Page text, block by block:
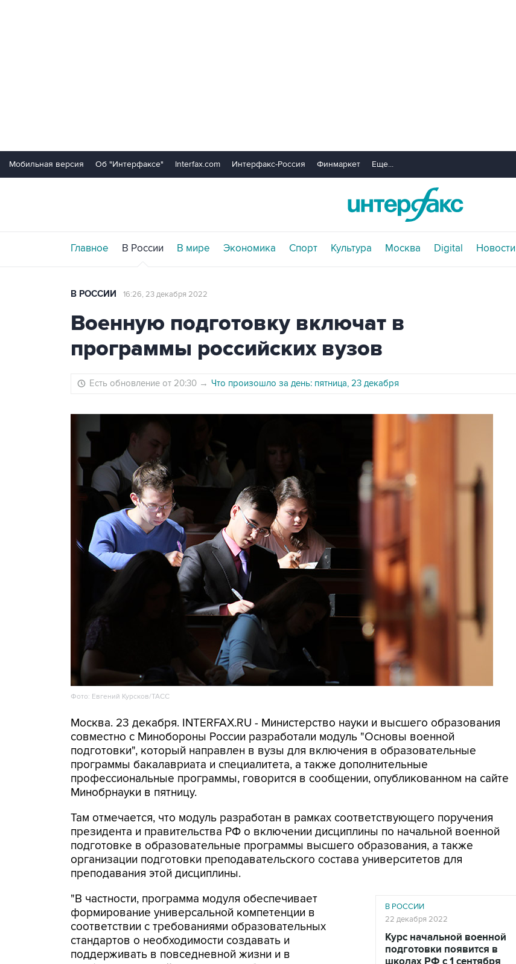
Мобильная версия Об "Интерфаксе" Interfax.com Интерфакс-Россия Финмаркет Еще...
Главное В России В мире Экономика Спорт Культура Москва Digital Новости
В РОССИИ 16:26, 23 декабря 2022
Военную подготовку включат в
программы российских вузов
Есть обновление от 20:30 → Что произошло за день: пятница, 23 декабря
Фото: Евгений Курсков/ТАСС
Москва. 23 декабря. INTERFAX.RU - Министерство науки и высшего образования
совместно с Минобороны России разработали модуль "Основы военной
подготовки", который направлен в вузы для включения в образовательные
программы бакалавриата и специалитета, а также дополнительные
профессиональные программы, говорится в сообщении, опубликованном на сайте
Минобрнауки в пятницу.
Там отмечается, что модуль разработан в рамках соответствующего поручения
президента и правительства РФ о включении дисциплины по начальной военной
подготовке в образовательные программы высшего образования, а также
организации подготовки преподавательского состава университетов для
преподавания этой дисциплины.
В РОССИИ
22 декабря 2022
Курс начальной военной
подготовки появится в
школах РФ с 1 сентября
"В частности, программа модуля обеспечивает
формирование универсальной компетенции в
соответствии с требованиями образовательных
стандартов о необходимости создавать и
поддерживать в повседневной жизни и в